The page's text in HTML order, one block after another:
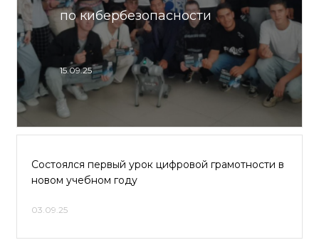
по кибербезопасности
15.09.25
Состоялся первый урок цифровой грамотности в
новом учебном году
03.09.25